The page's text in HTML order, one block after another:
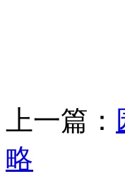
上一篇：
略